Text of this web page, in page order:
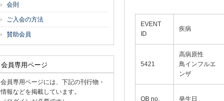
EVENT
ID
疾病
5421
高病原性
鳥インフルエ
ンザ
OB no. 発生日
会則
ご入会の方法
賛助会員
会員専用ページ
会員専用ページには、下記の刊行物・
情報などを掲載しています。